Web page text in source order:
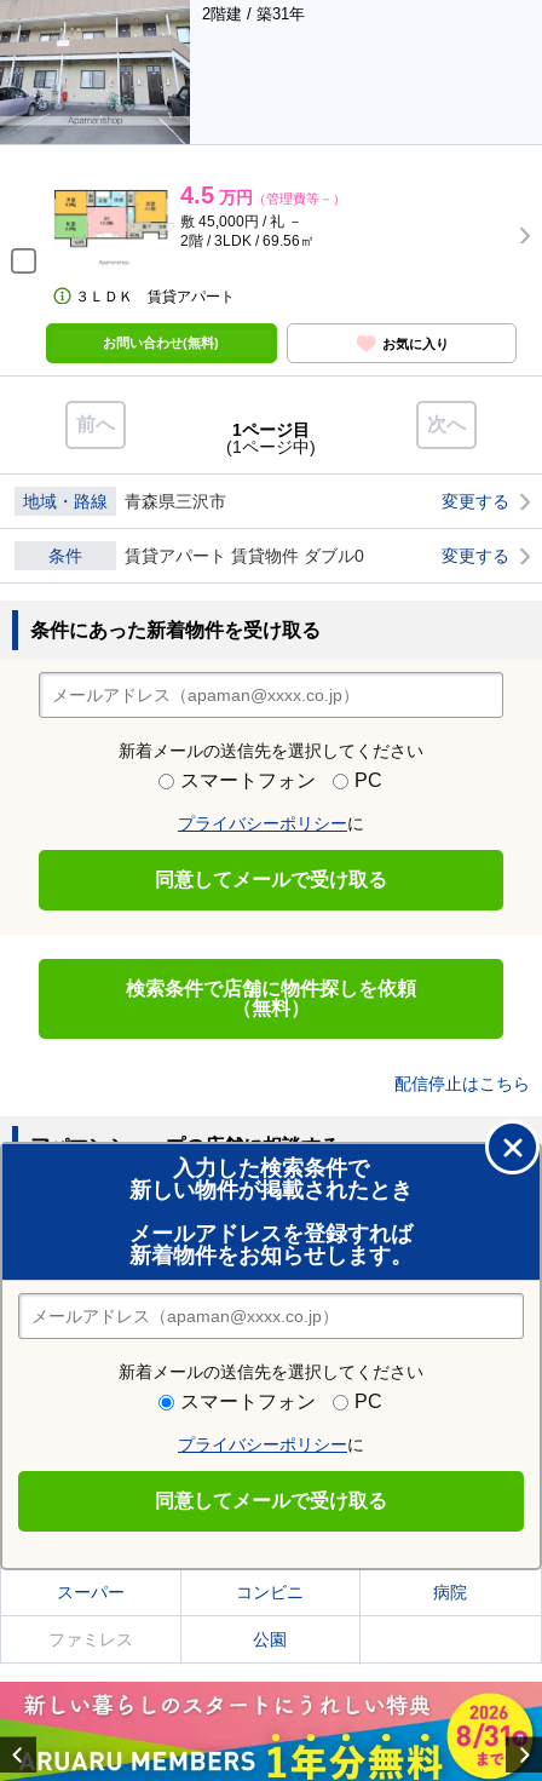
2階建 / 築31年
4.5 万円 （管理費等－）
敷 45,000円 / 礼 －
2階 / 3LDK / 69.56㎡
３ＬＤＫ 賃貸アパート
お問い合わせ(無料) お気に入り
前へ 次へ
1ページ目
(1ページ中)
地域・路線 青森県三沢市 変更する
条件 賃貸アパート 賃貸物件 ダブル0 変更する
条件にあった新着物件を受け取る
新着メールの送信先を選択してください
スマートフォン PC
プライバシーポリシーに
同意してメールで受け取る
検索条件で店舗に物件探しを依頼
（無料）
配信停止はこちら
入力した検索条件で
新しい物件が掲載されたとき
メールアドレスを登録すれば
新着物件をお知らせします。
新着メールの送信先を選択してください
スマートフォン PC
プライバシーポリシーに
同意してメールで受け取る
アパマンショップの店舗に相談する
賃貸のプロがお部屋探し！
おまかせ物件リクエスト
住みたい街の店舗を探す
店舗検索
住む街研究所で三沢市の情報を見る
三沢市の施設一覧
スーパー コンビニ 病院
ファミレス 公園
Previous